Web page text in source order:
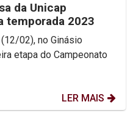
da Unicap
temporada 2023
02), no Ginásio
etapa do Campeonato
LER MAIS